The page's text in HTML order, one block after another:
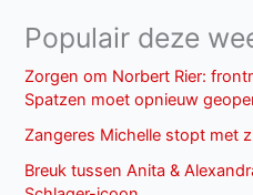
Populair deze
Zorgen om Norbert Rier:
Spatzen moet opnieuw
Zangeres Michelle stopt met
Breuk tussen Anita &